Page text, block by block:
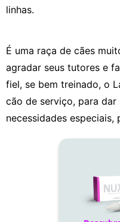
linhas.
É uma raça de cães
agradar seus tutores e
fiel, se bem treinado, o
cão de serviço, para
necessidades especiais,